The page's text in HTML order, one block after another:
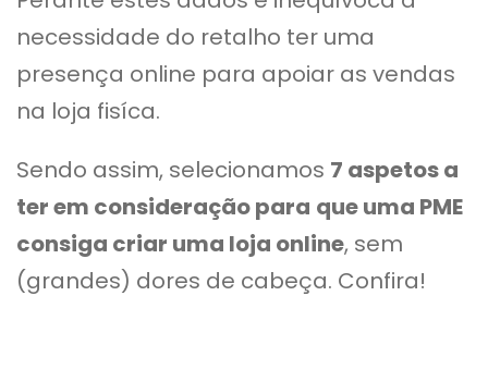
necessidade do retalho ter uma
presença online para apoiar as vendas
na loja fisíca.
Sendo assim, selecionamos 7 aspetos a
ter em consideração para que uma PME
consiga criar uma loja online, sem
(grandes) dores de cabeça. Confira!